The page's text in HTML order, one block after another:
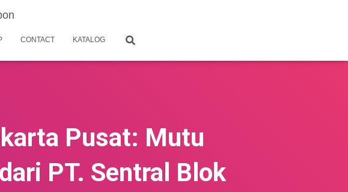
CONTACT KATALOG
Pusat: Mutu
PT. Sentral Blok